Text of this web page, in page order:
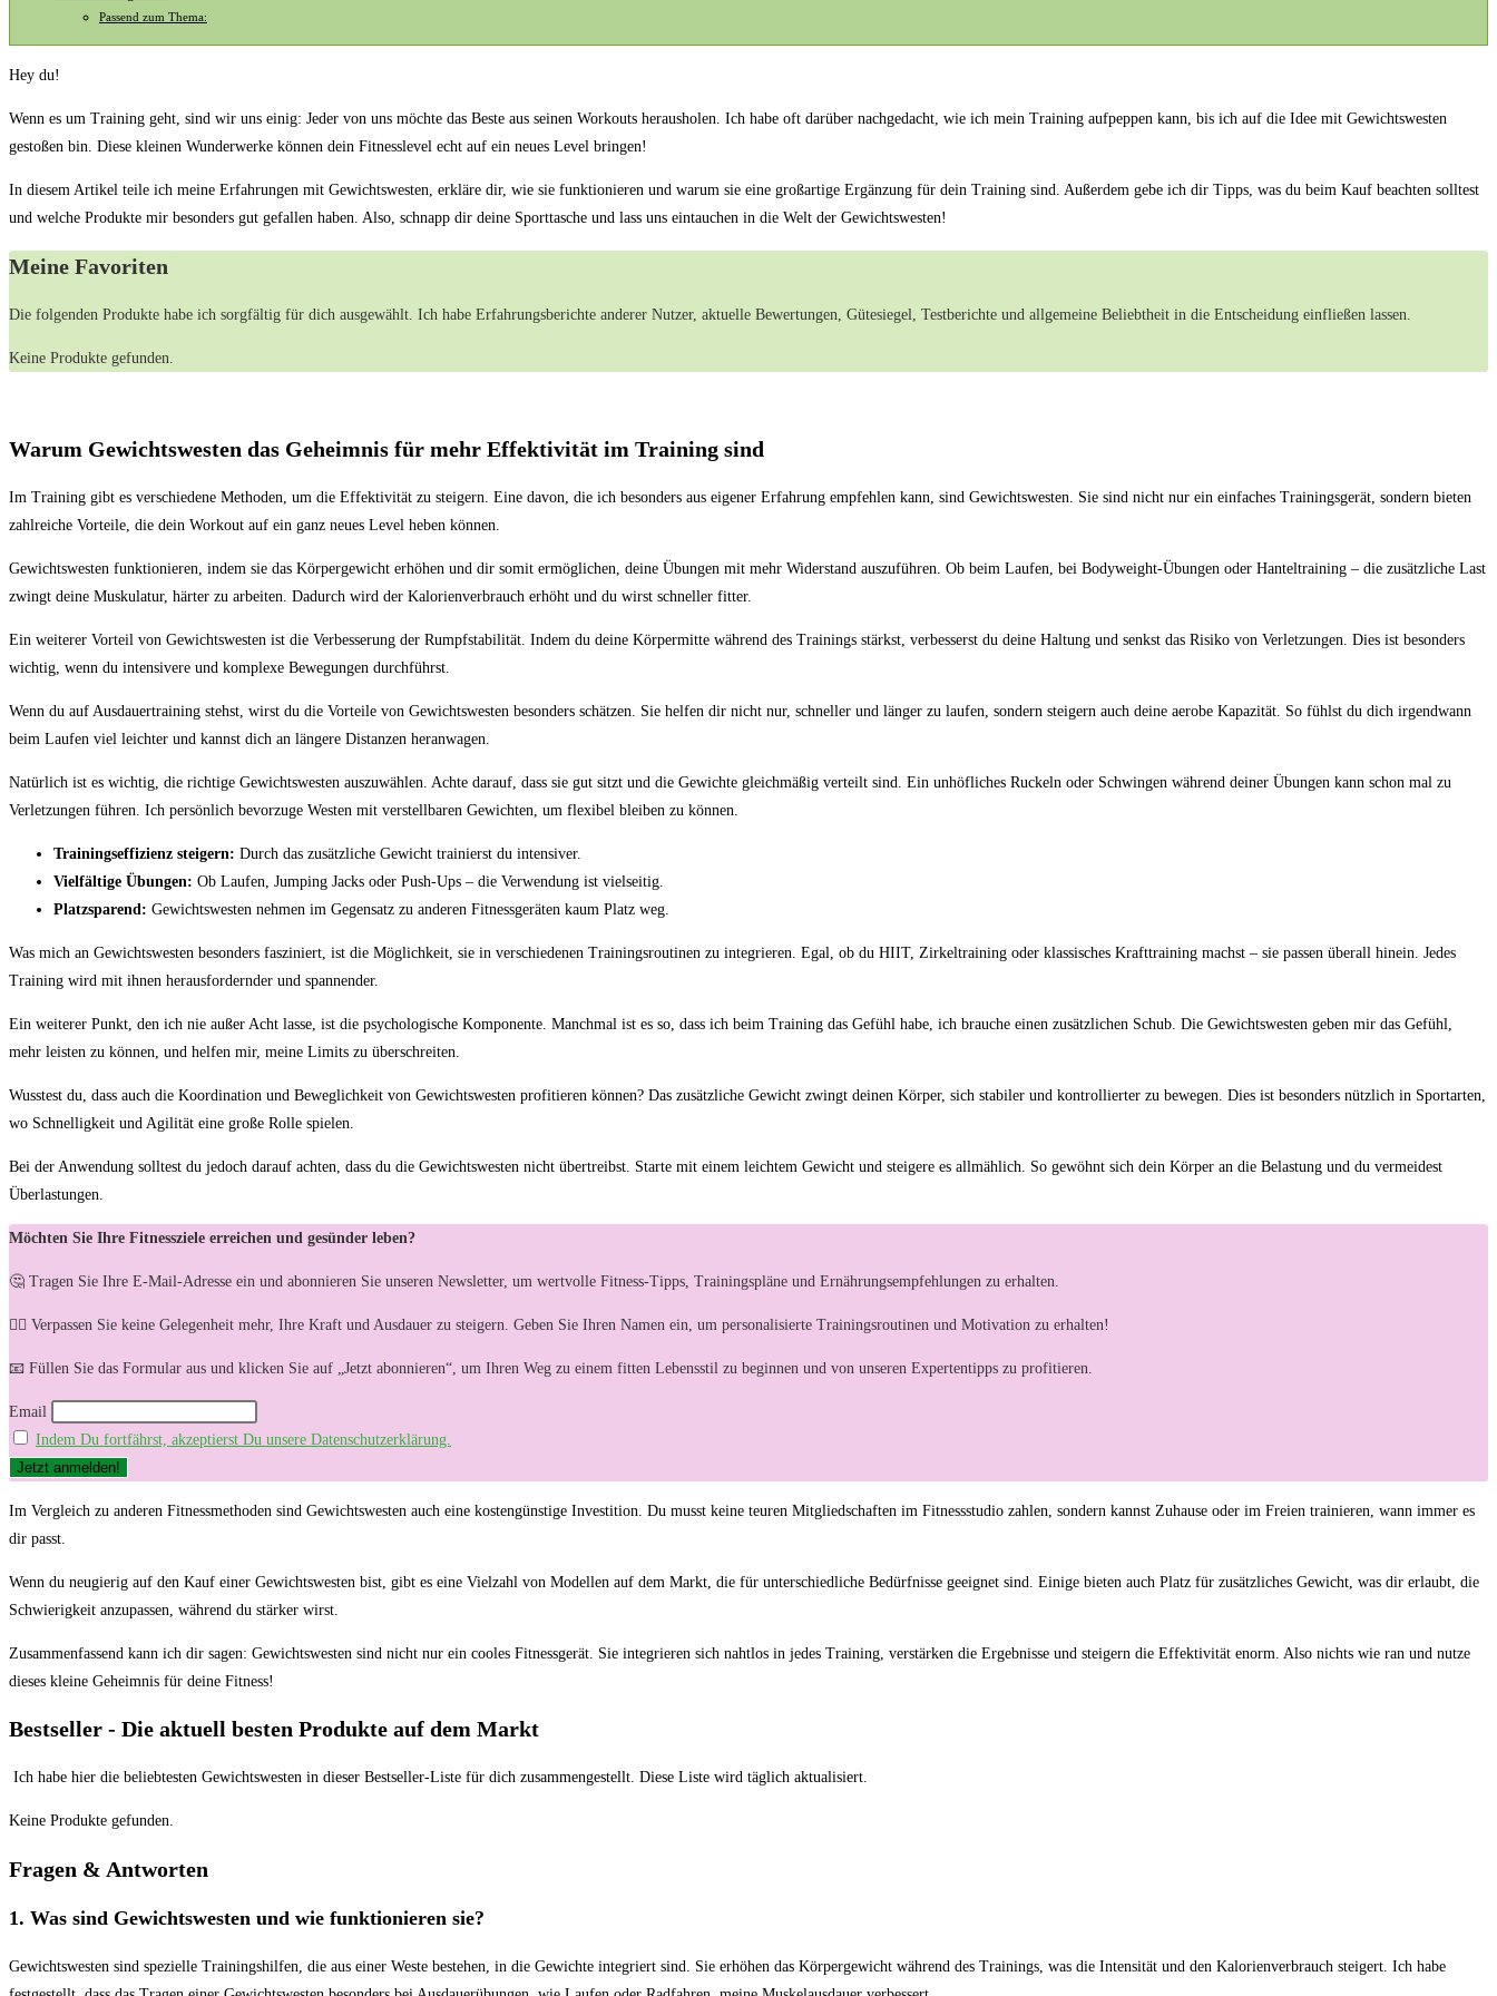
Passend zum Thema:
Hey du!
Wenn es um Training ⁤geht, sind‌ wir uns⁢ einig: ​Jeder von uns möchte ⁣das Beste aus seinen Workouts herausholen. ​Ich habe ​oft darüber ⁣nachgedacht,‍ wie ich mein Training ⁣aufpeppen kann, bis ich auf die Idee mit Gewichtswesten
gestoßen bin. Diese ‌kleinen Wunderwerke können dein Fitnesslevel echt auf​ ein neues Level ‌bringen!
In diesem Artikel teile ich meine‍ Erfahrungen mit Gewichtswesten,‍ erkläre dir, wie sie funktionieren und warum sie eine großartige Ergänzung ⁣für dein‌ Training sind. Außerdem ‌gebe ich dir Tipps, was du beim Kauf beachten solltest
und welche Produkte mir besonders gut ⁢gefallen haben. Also, schnapp dir deine Sporttasche und ​lass uns eintauchen in die Welt der Gewichtswesten!
Meine ⁢Favoriten
Die⁢ folgenden Produkte habe ‍ich sorgfältig für dich ausgewählt. Ich habe Erfahrungsberichte anderer⁣ Nutzer, aktuelle ​Bewertungen, Gütesiegel, Testberichte und allgemeine Beliebtheit in die Entscheidung einfließen lassen.
Keine Produkte gefunden.
Warum Gewichtswesten das‌ Geheimnis für mehr Effektivität im⁤ Training sind
Im Training ⁢gibt es verschiedene Methoden, um die Effektivität zu steigern. Eine davon, die ich besonders aus ⁣eigener Erfahrung ⁤empfehlen kann, sind Gewichtswesten.⁣ Sie sind nicht nur ein einfaches Trainingsgerät, sondern bieten
zahlreiche‍ Vorteile, die dein‍ Workout auf ein ‌ganz neues Level heben können.
Gewichtswesten ‍funktionieren, indem⁣ sie das Körpergewicht erhöhen und dir somit‌ ermöglichen, deine Übungen mit mehr Widerstand auszuführen. ⁢Ob beim⁣ Laufen, bei Bodyweight-Übungen oder Hanteltraining – die zusätzliche Last
zwingt deine Muskulatur, härter zu arbeiten. Dadurch wird der​ Kalorienverbrauch erhöht ⁣und du wirst ⁢schneller ⁤fitter.
Ein‌ weiterer Vorteil von Gewichtswesten ist die⁢ Verbesserung der⁣ Rumpfstabilität. Indem du deine Körpermitte während des Trainings stärkst, verbesserst du deine ​Haltung und senkst das Risiko von Verletzungen.​ Dies ist ⁣besonders
wichtig, ​wenn‍ du ​intensivere⁢ und komplexe Bewegungen durchführst.
Wenn du ⁢auf Ausdauertraining stehst, wirst du die Vorteile von Gewichtswesten besonders schätzen. Sie⁢ helfen dir​ nicht nur, schneller und länger zu laufen, sondern steigern auch ⁢deine aerobe Kapazität. So fühlst du dich​ irgendwann‌
beim Laufen⁣ viel leichter und kannst⁤ dich an längere Distanzen heranwagen.
Natürlich ist ⁢es wichtig, die richtige ‌Gewichtswesten‍ auszuwählen. Achte darauf,⁤ dass sie gut sitzt ‌und die Gewichte gleichmäßig verteilt sind. Ein⁤ unhöfliches Ruckeln oder Schwingen während deiner Übungen kann schon mal ⁢zu‍
Verletzungen führen. Ich persönlich bevorzuge ‍Westen mit verstellbaren Gewichten, um⁣ flexibel bleiben zu⁣ können.
Trainingseffizienz steigern: Durch⁣ das zusätzliche Gewicht trainierst du intensiver.
Vielfältige Übungen: Ob Laufen, Jumping Jacks oder Push-Ups –⁣ die Verwendung ist vielseitig.
Platzsparend: Gewichtswesten ‍nehmen im Gegensatz zu anderen Fitnessgeräten kaum Platz weg.
Was mich an ​Gewichtswesten besonders fasziniert, ist die‍ Möglichkeit, sie in verschiedenen Trainingsroutinen zu ‍integrieren. Egal, ob du HIIT, Zirkeltraining oder klassisches Krafttraining ⁣machst – sie passen überall hinein. Jedes
Training wird‌ mit‌ ihnen herausfordernder ⁤und spannender.
Ein ‍weiterer Punkt, ⁤den ich nie außer⁢ Acht lasse, ist die psychologische⁢ Komponente. ⁣Manchmal ist es so, dass ich beim‌ Training ‍das ​Gefühl habe, ich brauche einen zusätzlichen Schub.⁤ Die Gewichtswesten geben mir ⁣das Gefühl,⁣
mehr leisten zu können, ‌und helfen mir, meine Limits zu ‌überschreiten.
Wusstest du, dass auch ⁣die Koordination und Beweglichkeit von Gewichtswesten profitieren können? Das zusätzliche Gewicht zwingt deinen Körper, sich stabiler und ⁤kontrollierter zu bewegen. Dies ⁣ist ​besonders nützlich in Sportarten,
wo Schnelligkeit und Agilität⁣ eine große Rolle spielen.
Bei⁣ der ⁢Anwendung⁢ solltest du jedoch darauf⁣ achten, dass du die Gewichtswesten ⁣nicht übertreibst. Starte mit einem leichtem Gewicht und ⁣steigere es allmählich. So gewöhnt sich dein⁢ Körper⁢ an ‌die Belastung und du vermeidest
‍Überlastungen.
Möchten Sie Ihre Fitnessziele erreichen und gesünder leben?
🤔 Tragen Sie Ihre E-Mail-Adresse ein und abonnieren Sie unseren Newsletter, um wertvolle Fitness-Tipps, Trainingspläne und Ernährungsempfehlungen zu erhalten.
🏋️‍♀️ Verpassen Sie keine Gelegenheit mehr, Ihre Kraft und Ausdauer zu steigern. Geben Sie Ihren Namen ein, um personalisierte Trainingsroutinen und Motivation zu erhalten!
📧 Füllen Sie das Formular aus und klicken Sie auf „Jetzt abonnieren“, um Ihren Weg zu einem fitten Lebensstil zu beginnen und von unseren Expertentipps zu profitieren.
Email
Indem Du fortfährst, akzeptierst Du unsere Datenschutzerklärung.
Im‌ Vergleich zu anderen Fitnessmethoden sind Gewichtswesten auch eine‍ kostengünstige‌ Investition. Du musst keine teuren ‌Mitgliedschaften im ⁢Fitnessstudio zahlen, sondern kannst⁤ Zuhause oder im ​Freien trainieren,⁤ wann⁣ immer es
dir passt.
Wenn du⁢ neugierig ‌auf den Kauf ​einer Gewichtswesten bist, gibt ⁢es eine ​Vielzahl von Modellen auf dem Markt, die ⁣für unterschiedliche Bedürfnisse ‌geeignet sind. Einige bieten auch Platz‍ für‍ zusätzliches Gewicht, was dir erlaubt, die
Schwierigkeit anzupassen, während du stärker wirst.
Zusammenfassend ⁣kann ​ich dir sagen: Gewichtswesten‍ sind⁣ nicht⁢ nur ein cooles Fitnessgerät. Sie integrieren sich ⁣nahtlos in jedes Training, ‍verstärken ⁤die Ergebnisse ⁣und steigern die Effektivität enorm. Also nichts wie ran und nutze
dieses‍ kleine Geheimnis ‍für deine ⁣Fitness!
Bestseller⁤ -​ Die ‍aktuell besten Produkte⁢ auf dem Markt
‌ Ich habe ‍hier die beliebtesten Gewichtswesten⁤ in dieser Bestseller-Liste für dich zusammengestellt.‌ Diese Liste​ wird täglich aktualisiert.
Keine Produkte gefunden.
Fragen​ & Antworten
1. Was sind Gewichtswesten ‍und wie⁢ funktionieren sie?
Gewichtswesten ⁣sind​ spezielle ⁢Trainingshilfen, die aus einer Weste bestehen, in‍ die Gewichte integriert sind. Sie ⁣erhöhen das Körpergewicht ‍während des Trainings, ⁤was die Intensität​ und den Kalorienverbrauch steigert. Ich habe